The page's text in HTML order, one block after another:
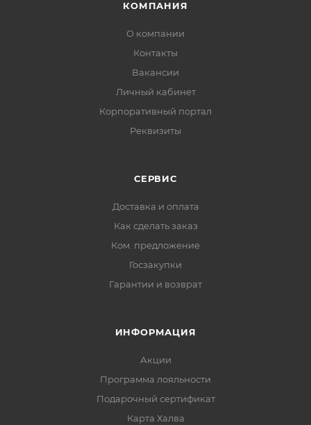
КОМПАНИЯ
О компании
Контакты
Вакансии
Личный кабинет
Корпоративный портал
Реквизиты
СЕРВИС
Доставка и оплата
Как сделать заказ
Ком. предложение
Госзакупки
Гарантии и возврат
ИНФОРМАЦИЯ
Акции
Программа лояльности
Подарочный сертификат
Карта Халва